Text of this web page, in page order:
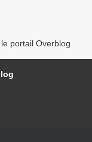
portail Overblog